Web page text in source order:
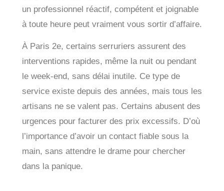
un professionnel réactif, compétent et joignable
à toute heure peut vraiment vous sortir d’affaire.
À Paris 2e, certains serruriers assurent des
interventions rapides, même la nuit ou pendant
le week-end, sans délai inutile. Ce type de
service existe depuis des années, mais tous les
artisans ne se valent pas. Certains abusent des
urgences pour facturer des prix excessifs. D’où
l’importance d’avoir un contact fiable sous la
main, sans attendre le drame pour chercher
dans la panique.